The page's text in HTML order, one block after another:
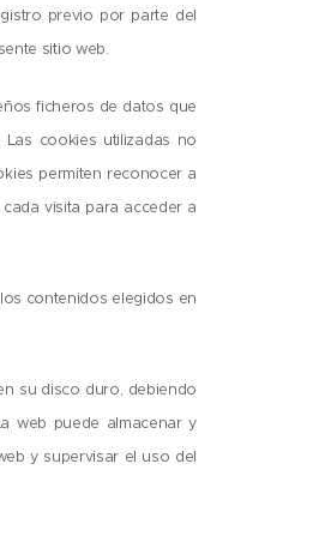
previo por parte del
sitio web.
ficheros de datos que
cookies utilizadas no
permiten reconocer a
visita para acceder a
contenidos elegidos en
su disco duro, debiendo
web puede almacenar y
y supervisar el uso del